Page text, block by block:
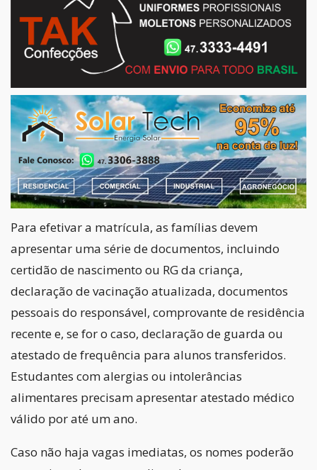
Para efetivar a matrícula, as famílias devem
apresentar uma série de documentos, incluindo
certidão de nascimento ou RG da criança,
declaração de vacinação atualizada, documentos
pessoais do responsável, comprovante de residência
recente e, se for o caso, declaração de guarda ou
atestado de frequência para alunos transferidos.
Estudantes com alergias ou intolerâncias
alimentares precisam apresentar atestado médico
válido por até um ano.
Caso não haja vagas imediatas, os nomes poderão